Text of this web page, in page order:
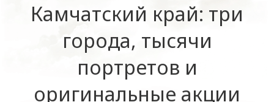
Камчатский край: три
города, тысячи
портретов и
оригинальные акции